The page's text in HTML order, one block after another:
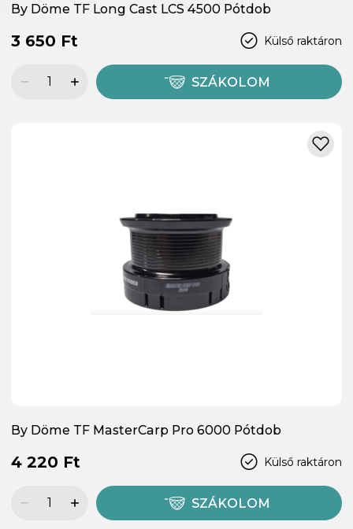
By Döme TF Long Cast LCS 4500 Pótdob
Külső raktáron
3 650 Ft
SZÁKOLOM
By Döme TF MasterCarp Pro 6000 Pótdob
Külső raktáron
4 220 Ft
SZÁKOLOM